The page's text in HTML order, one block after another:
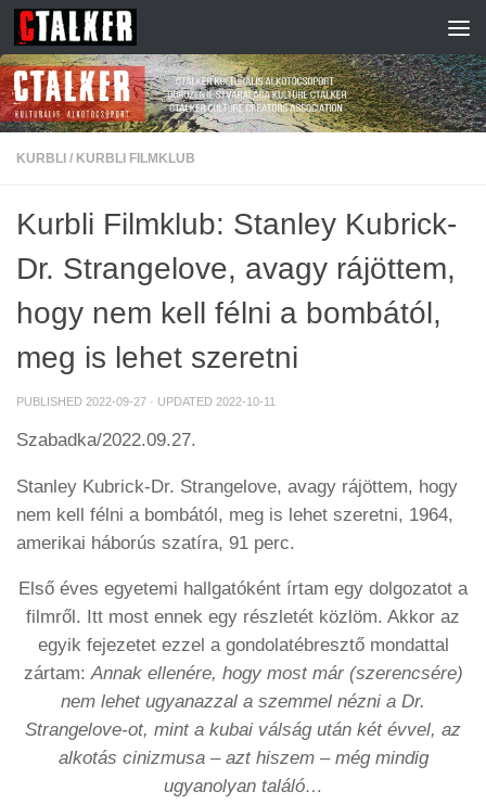
Skip to content
KURBLI / KURBLI FILMKLUB
Kurbli Filmklub: Stanley Kubrick-
Dr. Strangelove, avagy rájöttem,
hogy nem kell félni a bombától,
meg is lehet szeretni
PUBLISHED 2022-09-27 · UPDATED 2022-10-11
Szabadka/2022.09.27.
Stanley Kubrick-Dr. Strangelove, avagy rájöttem, hogy
nem kell félni a bombától, meg is lehet szeretni, 1964,
amerikai háborús szatíra, 91 perc.
Első éves egyetemi hallgatóként írtam egy dolgozatot a
filmről. Itt most ennek egy részletét közlöm. Akkor az
egyik fejezetet ezzel a gondolatébresztő mondattal
zártam: Annak ellenére, hogy most már (szerencsére)
nem lehet ugyanazzal a szemmel nézni a Dr.
Strangelove-ot, mint a kubai válság után két évvel, az
alkotás cinizmusa – azt hiszem – még mindig
ugyanolyan találó…